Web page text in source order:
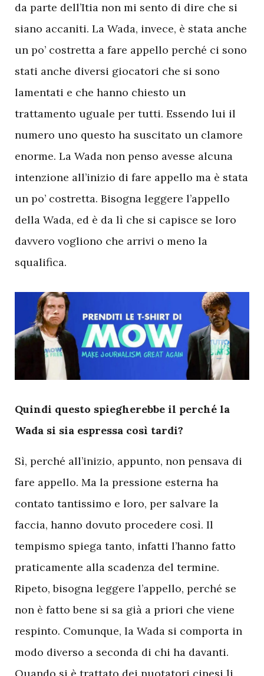
da parte dell’Itia non mi sento di dire che si
siano accaniti. La Wada, invece, è stata anche
un po’ costretta a fare appello perché ci sono
stati anche diversi giocatori che si sono
lamentati e che hanno chiesto un
trattamento uguale per tutti. Essendo lui il
numero uno questo ha suscitato un clamore
enorme. La Wada non penso avesse alcuna
intenzione all’inizio di fare appello ma è stata
un po’ costretta. Bisogna leggere l’appello
della Wada, ed è da lì che si capisce se loro
davvero vogliono che arrivi o meno la
squalifica.
Quindi questo spiegherebbe il perché la
Wada si sia espressa così tardi?
Sì, perché all’inizio, appunto, non pensava di
fare appello. Ma la pressione esterna ha
contato tantissimo e loro, per salvare la
faccia, hanno dovuto procedere così. Il
tempismo spiega tanto, infatti l’hanno fatto
praticamente alla scadenza del termine.
Ripeto, bisogna leggere l’appello, perché se
non è fatto bene si sa già a priori che viene
respinto. Comunque, la Wada si comporta in
modo diverso a seconda di chi ha davanti.